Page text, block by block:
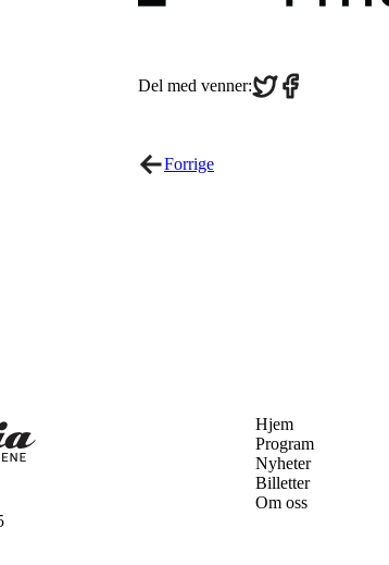
Del med venner:Share
on
Share
on
Forrige
Hjem
Program
Nyheter
Billetter
Om oss